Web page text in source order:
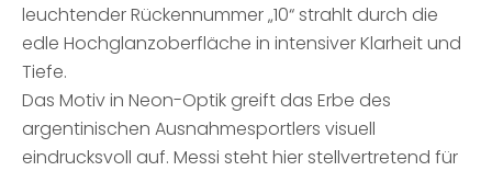
leuchtender Rückennummer „10“ strahlt durch die
edle Hochglanzoberfläche in intensiver Klarheit und
Tiefe.
Das Motiv in Neon-Optik greift das Erbe des
argentinischen Ausnahmesportlers visuell
eindrucksvoll auf. Messi steht hier stellvertretend für